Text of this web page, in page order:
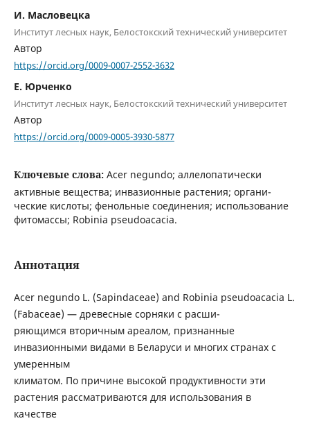
И. Масловецка
Институт лесных наук, Белостокский технический университет
Автор
https://orcid.org/0009-0007-2552-3632
Е. Юрченко
Институт лесных наук, Белостокский технический университет
Автор
https://orcid.org/0009-0005-3930-5877
Ключевые слова: Acer negundo; аллелопатически
активные вещества; инвазионные растения; органи-
ческие кислоты; фенольные соединения; использование
фитомассы; Robinia pseudoacacia.
Аннотация
Acer negundo L. (Sapindaceae) and Robinia pseudoacacia L.
(Fabaceae) — древесные сорняки с расши-
ряющимся вторичным ареалом, признанные
инвазионными видами в Беларуси и многих странах с
умеренным
климатом. По причине высокой продуктивности эти
растения рассматриваются для использования в
качестве